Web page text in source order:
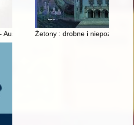
Żetony : drobne i niepozorne